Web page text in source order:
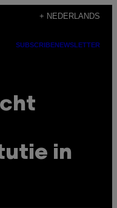
+ NEDERLANDS
SUBSCRIBENEWSLETTER
in